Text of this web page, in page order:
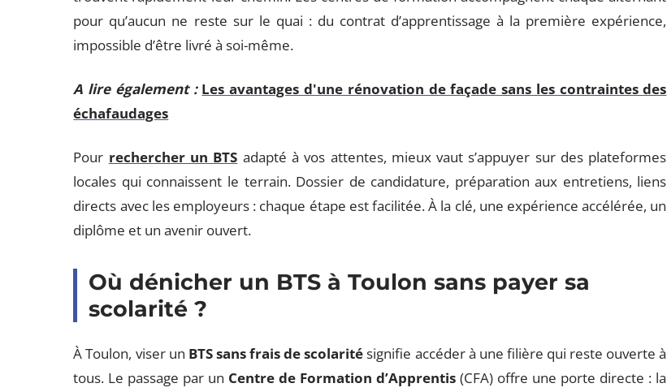
pour qu’aucun ne reste sur le quai : du contrat d’apprentissage à la première expérience,
impossible d’être livré à soi-même.
A lire également : Les avantages d'une rénovation de façade sans les contraintes des
échafaudages
Pour rechercher un BTS adapté à vos attentes, mieux vaut s’appuyer sur des plateformes
locales qui connaissent le terrain. Dossier de candidature, préparation aux entretiens, liens
directs avec les employeurs : chaque étape est facilitée. À la clé, une expérience accélérée, un
diplôme et un avenir ouvert.
Où dénicher un BTS à Toulon sans payer sa
scolarité ?
À Toulon, viser un BTS sans frais de scolaritésignifie accéder à une filière qui reste ouverte à
tous. Le passage par un Centre de Formation d’Apprentis (CFA) offre une porte directe : la